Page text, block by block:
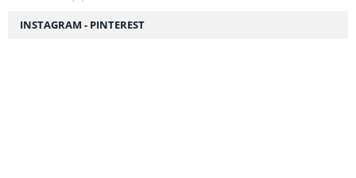
INSTAGRAM - PINTEREST